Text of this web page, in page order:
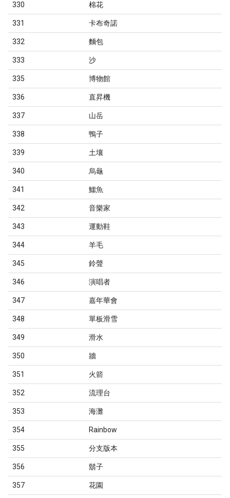
330 棉花
331 卡布奇諾
332 麵包
333 沙
335 博物館
336 直昇機
337 山岳
338 鴨子
339 土壤
340 烏龜
341 鱷魚
342 音樂家
343 運動鞋
344 羊毛
345 鈴聲
346 演唱者
347 嘉年華會
348 單板滑雪
349 滑水
350 牆
351 火箭
352 流理台
353 海灘
354 Rainbow
355 分支版本
356 鬍子
357 花園